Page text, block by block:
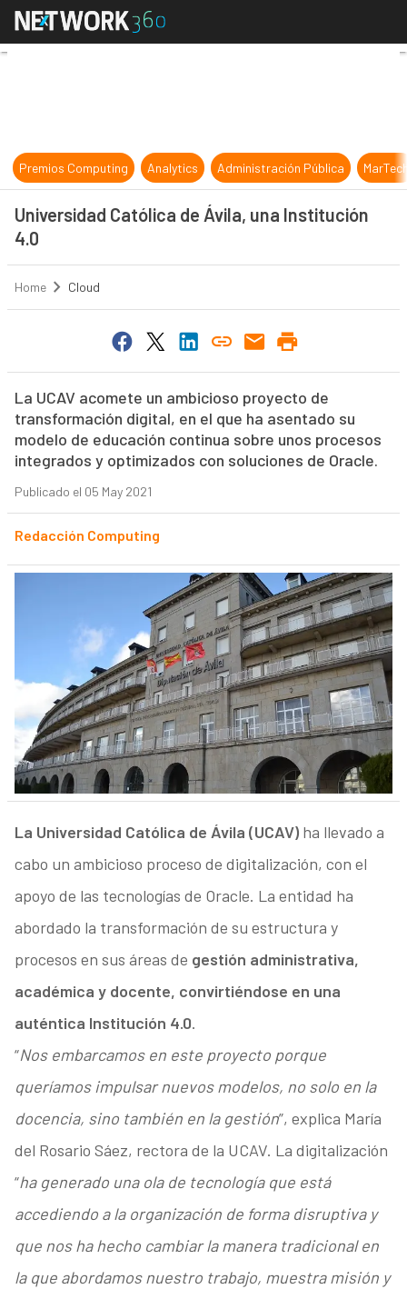
Universidad Católica de Ávila,
Premios Computing Analytics Administración Pública
Universidad Católica de Ávila, una Institución
4.0
Home Cloud
La UCAV acomete un ambicioso proyecto de
transformación digital, en el que ha asentado su
modelo de educación continua sobre unos procesos
integrados y optimizados con soluciones de Oracle.
Publicado el 05 May 2021
Redacción Computing
La Universidad Católica de Ávila (UCAV)ha llevado a
cabo un ambicioso proceso de digitalización, con el
apoyo de las tecnologías de Oracle. La entidad ha
abordado la transformación de su estructura y
procesos en sus áreas de gestión administrativa,
académica y docente, convirtiéndose en una
auténtica Institución 4.0.
“Nos embarcamos en este proyecto porque
queríamos impulsar nuevos modelos, no solo en la
docencia, sino también en la gestión”, explica María
del Rosario Sáez, rectora de la UCAV. La digitalización
“ha generado una ola de tecnología que está
accediendo a la organización de forma disruptiva y
que nos ha hecho cambiar la manera tradicional en
la que abordamos nuestro trabajo, muestra misión y